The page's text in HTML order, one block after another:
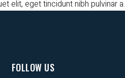
elit, eget tincidunt nibh pulvinar a.
FOLLOW US